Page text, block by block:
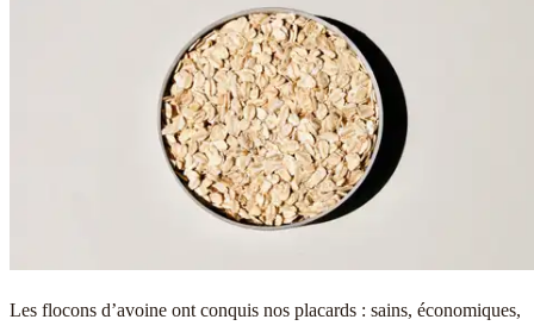
Les flocons d’avoine ont conquis nos placards : sains, économiques,